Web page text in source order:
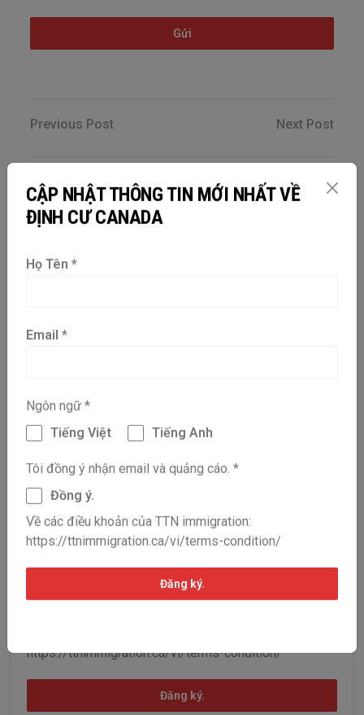
Gửi
Previous Post Next Post
Email
Ngôn ngữ*
Tiếng Việt
Tiếng Anh
Tôi đồng ý nhận email và quảng cáo.
https://ttnimmigration.ca/vi/terms-condition/
Đăng ký.
CẬP NHẬT THÔNG TIN MỚI NHẤT VỀ
ĐỊNH CƯ CANADA
Họ Tên *
Email *
Ngôn ngữ *
Tiếng Việt
Tiếng Anh
Tôi đồng ý nhận email và quảng cáo. *
Đồng ý.
Về các điều khoản của TTN immigration:
https://ttnimmigration.ca/vi/terms-condition/
Đăng ký.